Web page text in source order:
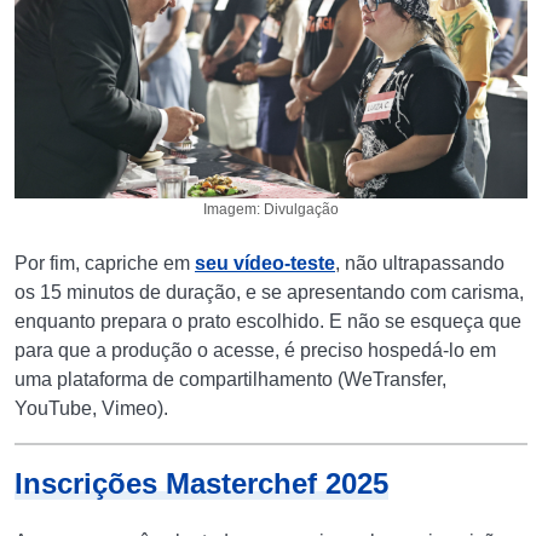
Imagem: Divulgação
Por fim, capriche em seu vídeo-teste, não ultrapassando
os 15 minutos de duração, e se apresentando com carisma,
enquanto prepara o prato escolhido. E não se esqueça que
para que a produção o acesse, é preciso hospedá-lo em
uma plataforma de compartilhamento (WeTransfer,
YouTube, Vimeo).
Inscrições Masterchef 2025